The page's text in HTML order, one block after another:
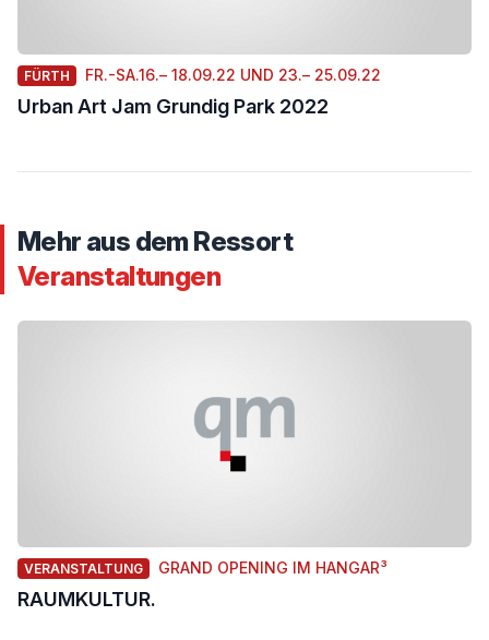
FÜRTH FR.-SA.16.– 18.09.22 UND 23.– 25.09.22
Urban Art Jam Grundig Park 2022
Mehr aus dem Ressort
Veranstaltungen
VERANSTALTUNG GRAND OPENING IM HANGAR³
RAUMKULTUR.